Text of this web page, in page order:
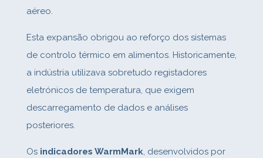
aéreo.
Esta expansão obrigou ao reforço dos sistemas
de controlo térmico em alimentos. Historicamente,
a indústria utilizava sobretudo registadores
eletrónicos de temperatura, que exigem
descarregamento de dados e análises
posteriores.
Os indicadores WarmMark, desenvolvidos por